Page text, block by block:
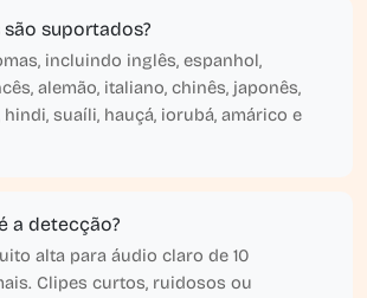
são suportados?
incluindo inglês, espanhol,
alemão, italiano, chinês, japonês,
hindi, suaíli, hauçá, iorubá, amárico e
a detecção?
alta para áudio claro de 10
Clipes curtos, ruidosos ou